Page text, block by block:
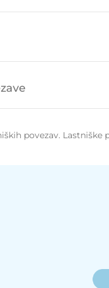
povezav. Lastniške